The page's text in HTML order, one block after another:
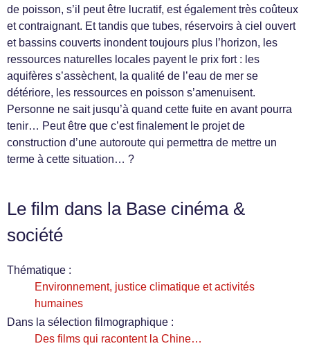
de poisson, s’il peut être lucratif, est également très coûteux
et contraignant. Et tandis que tubes, réservoirs à ciel ouvert
et bassins couverts inondent toujours plus l’horizon, les
ressources naturelles locales payent le prix fort : les
aquifères s’assèchent, la qualité de l’eau de mer se
détériore, les ressources en poisson s’amenuisent.
Personne ne sait jusqu’à quand cette fuite en avant pourra
tenir… Peut être que c’est finalement le projet de
construction d’une autoroute qui permettra de mettre un
terme à cette situation… ?
Le film dans la Base cinéma &
société
Thématique :
Environnement, justice climatique et activités
humaines
Dans la sélection filmographique :
Des films qui racontent la Chine…